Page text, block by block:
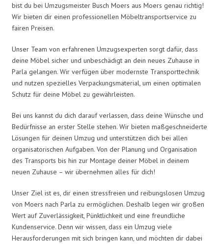
bist du bei Umzugsmeister Busch Moers aus Moers genau richtig!
Wir bieten dir einen professionellen Möbeltransportservice zu
fairen Preisen.
Unser Team von erfahrenen Umzugsexperten sorgt dafür, dass
deine Möbel sicher und unbeschädigt an dein neues Zuhause in
Parla gelangen. Wir verfügen über modernste Transporttechnik
und nutzen spezielles Verpackungsmaterial, um einen optimalen
Schutz für deine Möbel zu gewährleisten.
Bei uns kannst du dich darauf verlassen, dass deine Wünsche und
Bedürfnisse an erster Stelle stehen. Wir bieten maßgeschneiderte
Lösungen für deinen Umzug und unterstützen dich bei allen
organisatorischen Aufgaben. Von der Planung und Organisation
des Transports bis hin zur Montage deiner Möbel in deinem
neuen Zuhause – wir übernehmen alles für dich!
Unser Ziel ist es, dir einen stressfreien und reibungslosen Umzug
von Moers nach Parla zu ermöglichen. Deshalb legen wir großen
Wert auf Zuverlässigkeit, Pünktlichkeit und eine freundliche
Kundenservice. Denn wir wissen, dass ein Umzug viele
Herausforderungen mit sich bringen kann, und möchten dir dabei